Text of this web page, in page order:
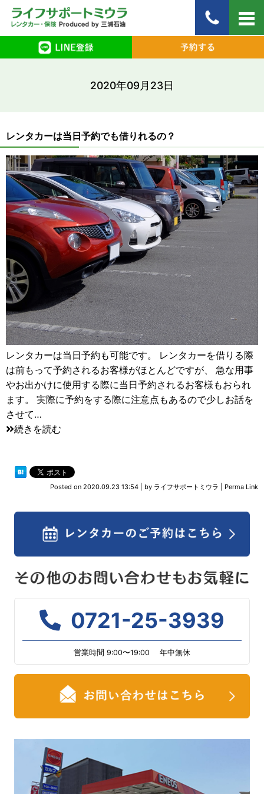
2020年09月23日
レンタカーは当日予約でも借りれるの？
レンタカーは当日予約も可能です。 レンタカーを借りる際
は前もって予約されるお客様がほとんどですが、 急な用事
やお出かけに使用する際に当日予約されるお客様もおられ
ます。 実際に予約をする際に注意点もあるので少しお話を
させて…
続きを読む
Posted on 2020.09.23 13:54 by ライフサポートミウラ Perma Link
0721-25-3939
営業時間 9:00〜19:00 年中無休